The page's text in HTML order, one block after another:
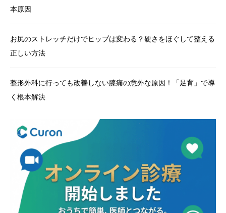
本原因
お尻のストレッチだけでヒップは変わる？硬さをほぐして整える
正しい方法
整形外科に行っても改善しない膝痛の意外な原因！「足育」で導
く根本解決